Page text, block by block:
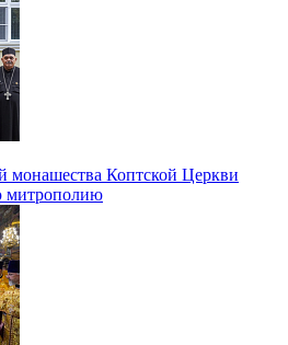
монашества Коптской Церкви
митрополию